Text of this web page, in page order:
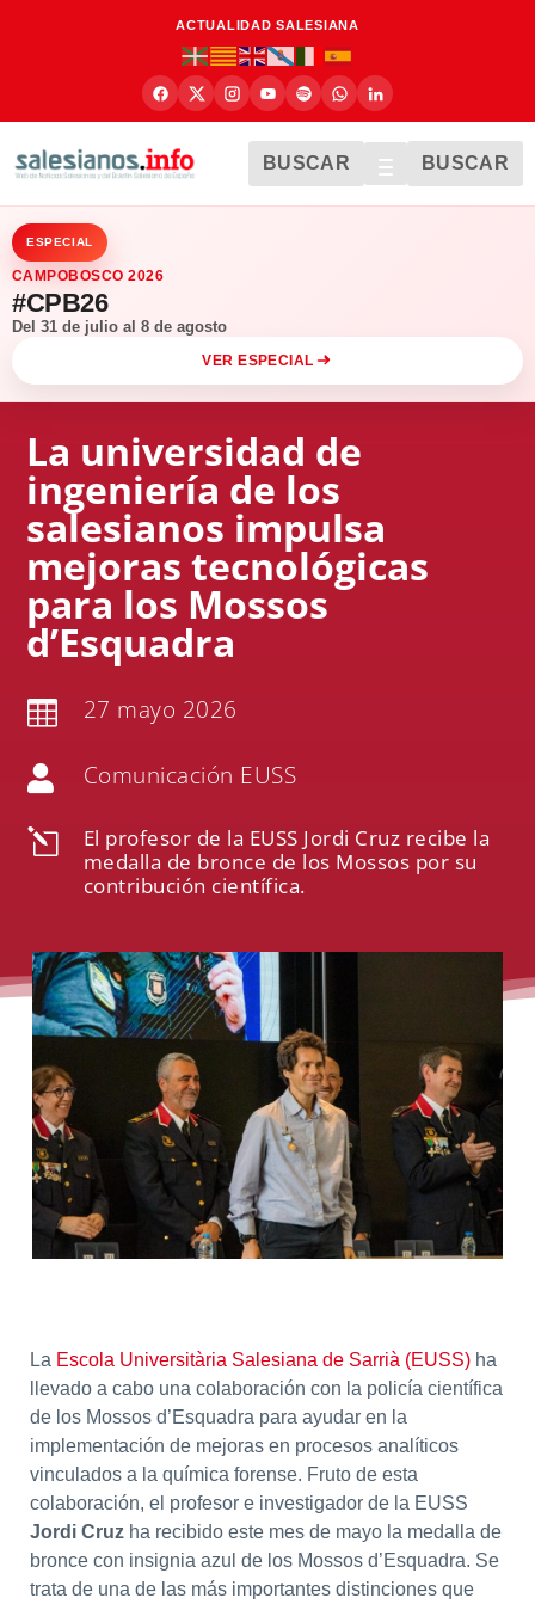
ACTUALIDAD SALESIANA
BUSCAR BUSCAR
ESPECIAL
CAMPOBOSCO 2026
#CPB26
Del 31 de julio al 8 de agosto
VER ESPECIAL
La universidad de
ingeniería de los
salesianos impulsa
mejoras tecnológicas
para los Mossos
d’Esquadra
 27 mayo 2026
 Comunicación EUSS
l
El profesor de la EUSS Jordi Cruz recibe la
medalla de bronce de los Mossos por su
contribución científica.
La Escola Universitària Salesiana de Sarrià (EUSS)ha
llevado a cabo una colaboración con la policía científica
de los Mossos d’Esquadra para ayudar en la
implementación de mejoras en procesos analíticos
vinculados a la química forense. Fruto de esta
colaboración, el profesor e investigador de la EUSS
Jordi Cruzha recibido este mes de mayo la medalla de
bronce con insignia azul de los Mossos d’Esquadra. Se
trata de una de las más importantes distinciones que